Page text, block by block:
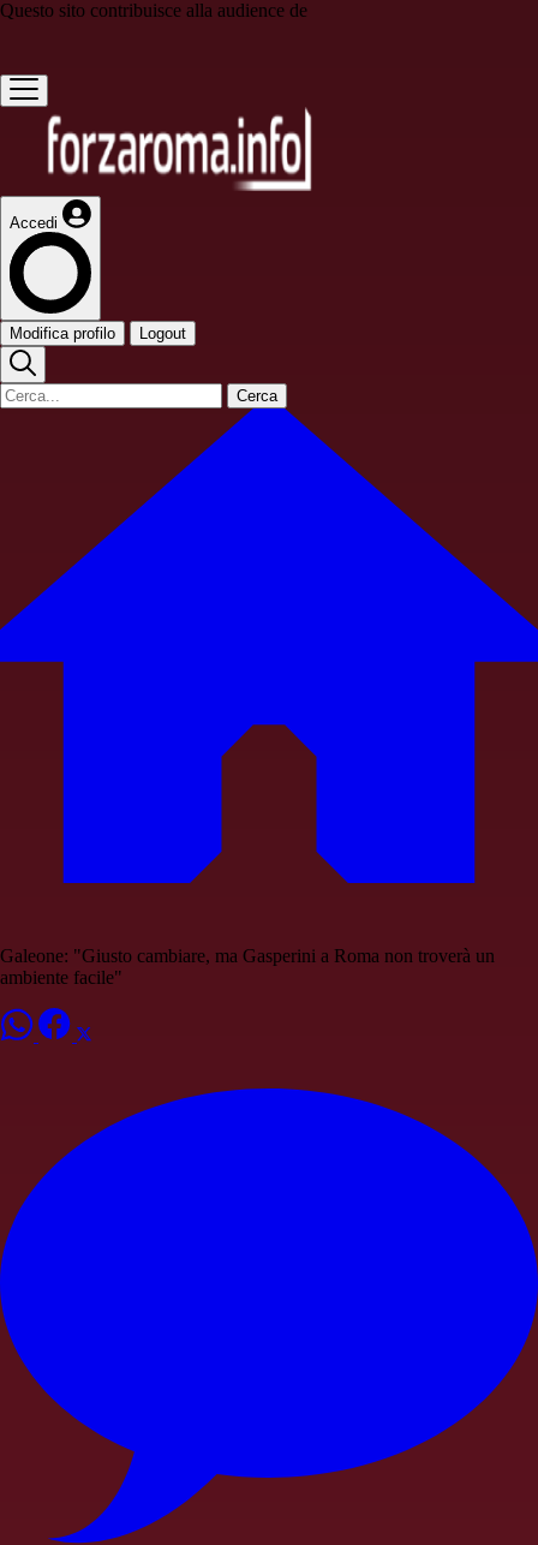
Questo sito contribuisce alla audience de
Accedi
Modifica profilo Logout
Cerca
Galeone: "Giusto cambiare, ma Gasperini a Roma non troverà un
ambiente facile"